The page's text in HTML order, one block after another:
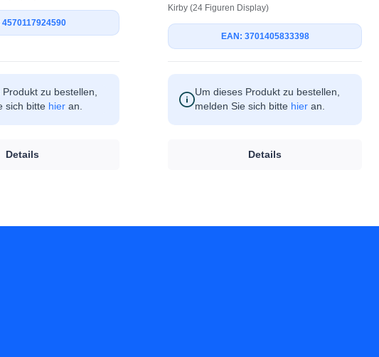
4570117924590
zu bestellen,
sich bitte hier an.
Details
Kirby (24 Figuren Display)
EAN: 3701405833398
Um dieses Produkt zu bestellen,
melden Sie sich bitte hier an.
Details